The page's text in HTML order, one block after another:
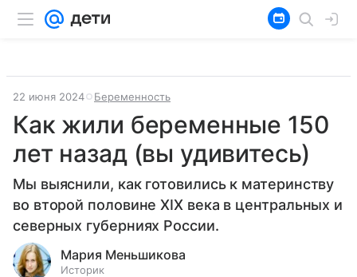
22 июня 2024 Беременность
Как жили беременные 150
лет назад (вы удивитесь)
Мы выяснили, как готовились к материнству
во второй половине XIX века в центральных и
северных губерниях России.
Мария Меньшикова
Историк